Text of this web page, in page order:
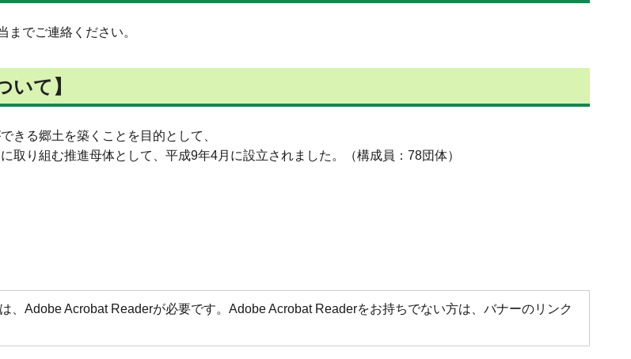
でご連絡ください。
いて】
きる郷土を築くことを目的として、
り組む推進母体として、平成9年4月に設立されました。（構成員：78団体）
、Adobe Acrobat Readerが必要です。Adobe Acrobat Readerをお持ちでない方は、バナーのリンク